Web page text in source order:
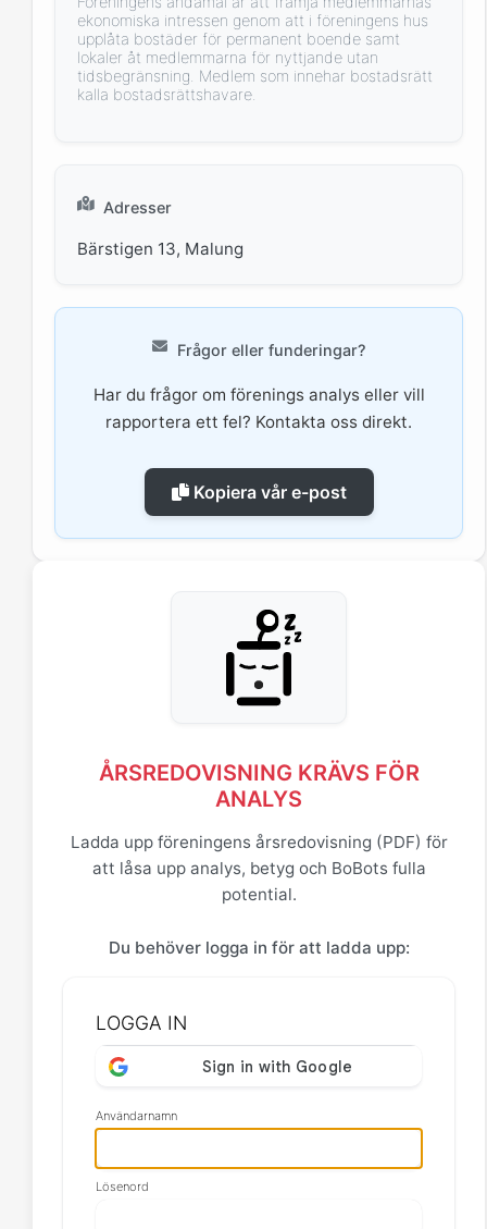
ekonomiska intressen genom att i föreningens hus
upplåta bostäder för permanent boende samt
lokaler åt medlemmarna för nyttjande utan
tidsbegränsning. Medlem som innehar bostadsrätt
kalla bostadsrättshavare.
Adresser
Bärstigen 13, Malung
Frågor eller funderingar?
Har du frågor om förenings analys eller vill
rapportera ett fel? Kontakta oss direkt.
Kopiera vår e-post
ÅRSREDOVISNING KRÄVS FÖR
ANALYS
Ladda upp föreningens årsredovisning (PDF) för
att låsa upp analys, betyg och BoBots fulla
potential.
Du behöver logga in för att ladda upp:
LOGGA IN
Användarnamn
Lösenord